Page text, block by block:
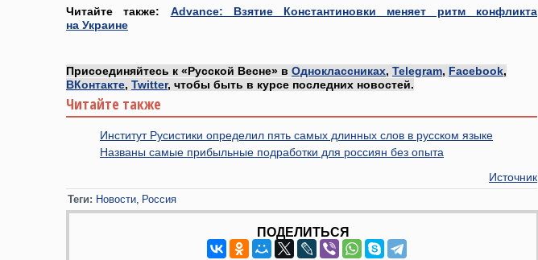
Читайте также: Advance: Взятие Константиновки меняет ритм конфликта
на Украине
Присоединяйтесь к «Русской Весне» в Одноклассниках, Telegram, Facebook,
ВКонтакте, Twitter, чтобы быть в курсе последних новостей.
Читайте также
Институт Русистики определил пять самых длинных слов в русском языке
Названы самые прибыльные подработки для россиян без опыта
Источник
Теги: Новости Россия
ПОДЕЛИТЬСЯ